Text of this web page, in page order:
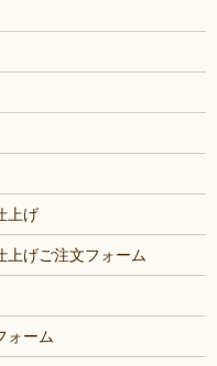
上げ
上げご注文フォーム
ォーム